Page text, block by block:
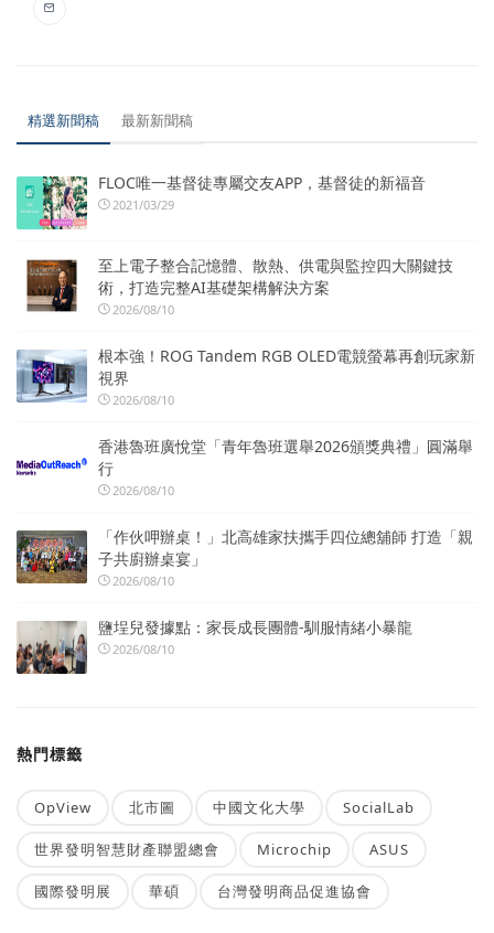
精選新聞稿 最新新聞稿
FLOC唯一基督徒專屬交友APP，基督徒的新福音
2021/03/29
至上電子整合記憶體、散熱、供電與監控四大關鍵技
術，打造完整AI基礎架構解決方案
2026/08/10
根本強！ROG Tandem RGB OLED電競螢幕再創玩家新
視界
2026/08/10
香港魯班廣悅堂「青年魯班選舉2026頒獎典禮」圓滿舉
行
2026/08/10
「作伙呷辦桌！」北高雄家扶攜手四位總舖師 打造「親
子共廚辦桌宴」
2026/08/10
鹽埕兒發據點：家長成長團體-馴服情緒小暴龍
2026/08/10
熱門標籤
OpView 北市圖 中國文化大學 SocialLab
世界發明智慧財產聯盟總會 Microchip ASUS
國際發明展 華碩 台灣發明商品促進協會